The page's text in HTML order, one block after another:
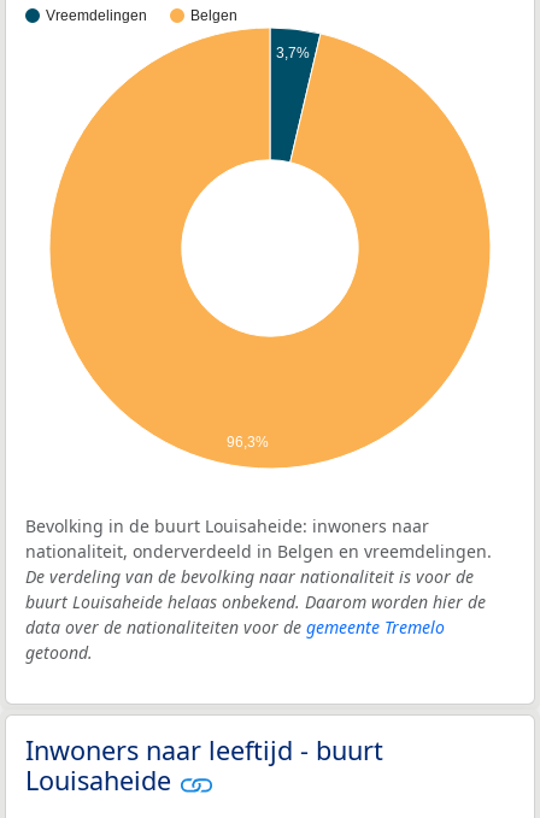
Vreemdelingen Belgen
3,7%
96,3%
Bevolking in de buurt Louisaheide: inwoners naar
nationaliteit, onderverdeeld in Belgen en vreemdelingen.
De verdeling van de bevolking naar nationaliteit is voor de
buurt Louisaheide helaas onbekend. Daarom worden hier de
data over de nationaliteiten voor de gemeente Tremelo
getoond.
Inwoners naar leeftijd - buurt
Louisaheide